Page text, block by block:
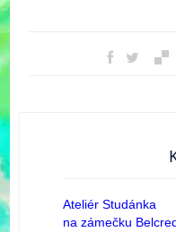
Ateliér Studánka
na zámečku